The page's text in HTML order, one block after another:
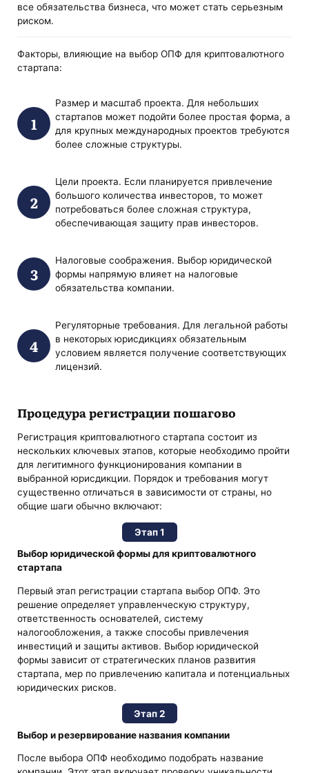
все обязательства бизнеса, что может стать серьезным
риском.
Факторы, влияющие на выбор ОПФ для криптовалютного
стартапа:
Размер и масштаб проекта. Для небольших
стартапов может подойти более простая форма, а
для крупных международных проектов требуются
более сложные структуры.
Цели проекта. Если планируется привлечение
большого количества инвесторов, то может
потребоваться более сложная структура,
обеспечивающая защиту прав инвесторов.
Налоговые соображения. Выбор юридической
формы напрямую влияет на налоговые
обязательства компании.
Регуляторные требования. Для легальной работы
в некоторых юрисдикциях обязательным
условием является получение соответствующих
лицензий.
Процедура регистрации пошагово
Регистрация криптовалютного стартапа состоит из
нескольких ключевых этапов, которые необходимо пройти
для легитимного функционирования компании в
выбранной юрисдикции. Порядок и требования могут
существенно отличаться в зависимости от страны, но
общие шаги обычно включают:
Этап 1
Выбор юридической формы для криптовалютного
стартапа
Первый этап регистрации стартапа выбор ОПФ. Это
решение определяет управленческую структуру,
ответственность основателей, систему
налогообложения, а также способы привлечения
инвестиций и защиты активов. Выбор юридической
формы зависит от стратегических планов развития
стартапа, мер по привлечению капитала и потенциальных
юридических рисков.
Этап 2
Выбор и резервирование названия компании
После выбора ОПФ необходимо подобрать название